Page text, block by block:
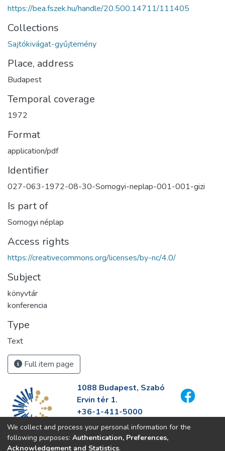
https://bea.fszek.hu/handle/20.500.14711/111405
Collections
Sajtókivágat-gyűjtemény
Place, address
Budapest
Temporal coverage
1972
Format
application/pdf
Identifier
027-063-1972-08-30-Somogyi-neplap-001-001-gizi
Is part of
Somogyi néplap
Access rights
https://creativecommons.org/licenses/by-nc/4.0/
Subject
könyvtár
konferencia
Type
Text
Full item page
1088 Budapest, Szabó
Ervin tér 1.
+36-1-411-5000
info@fszek.hu
https://fszek.hu
We collect and process your personal information for the
following purposes: Authentication, Preferences,
Acknowledgement and Statistics.